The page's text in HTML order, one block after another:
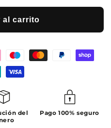
al carrito
del
Pago 100% seguro